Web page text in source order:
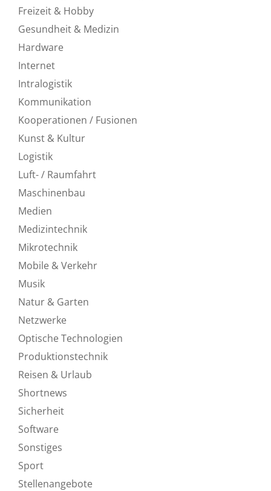
Freizeit & Hobby
Gesundheit & Medizin
Hardware
Internet
Intralogistik
Kommunikation
Kooperationen / Fusionen
Kunst & Kultur
Logistik
Luft- / Raumfahrt
Maschinenbau
Medien
Medizintechnik
Mikrotechnik
Mobile & Verkehr
Musik
Natur & Garten
Netzwerke
Optische Technologien
Produktionstechnik
Reisen & Urlaub
Shortnews
Sicherheit
Software
Sonstiges
Sport
Stellenangebote